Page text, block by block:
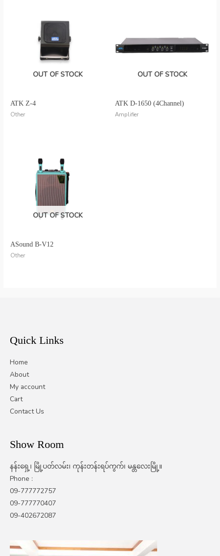
OUT OF STOCK
ATK Z-4
Other
OUT OF STOCK
ATK D-1650 (4Channel)
Amplifier
OUT OF STOCK
ASound B-V12
Other
Quick Links
Home
About
My account
Cart
Contact Us
Show Room
နန်းရှေ့၊ မြို့ပတ်လမ်း၊ ကုန်းတန်းရပ်ကွက်၊ မန္တလေးမြို့။
Phone :
09-777772757
09-777770407
09-402672087